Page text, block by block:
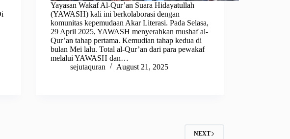
Yayasan Wakaf Al-Qur’an Suara Hidayatullah
(YAWASH) kali ini berkolaborasi dengan
komunitas kepemudaan Akar Literasi. Pada Selasa,
29 April 2025, YAWASH menyerahkan mushaf al-
Qur’an tahap pertama. Kemudian tahap kedua di
bulan Mei lalu. Total al-Qur’an dari para pewakaf
melalui YAWASH dan…
sejutaquran
August 21, 2025
NEXT